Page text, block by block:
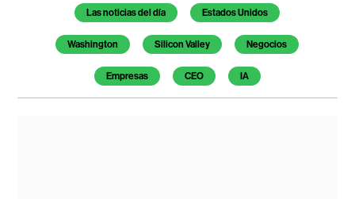
Temas de este artículo
Las noticias del día Estados Unidos
Washington Silicon Valley Negocios
Empresas CEO IA